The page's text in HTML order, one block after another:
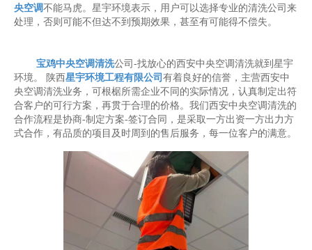
央空调不能马虎。星宇环境表示，用户可以选择专业的清洗公司来
处理，否则可能不但达不到预期效果，甚至有可能得不偿失。
宝鸡中央空调清洗公司-找放心的西安中央空调清洗就到星宇
环境。 陕西星宇环境工程有限公司 有着良好的信誉，主营西安中
央空调清洗业务，可根椐所需企业不同的实际情况，认真制定出符
合客户的可行方案，再贯于合理的价格。我们西安中央空调清洗的
合作流程是协商-制定方案-签订合同，是采取一方出资一方出力方
式合作，有品质的项目及时周到的售后服务，每一位客户的满意。